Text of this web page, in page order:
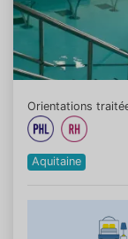
Orientations
Aquitaine